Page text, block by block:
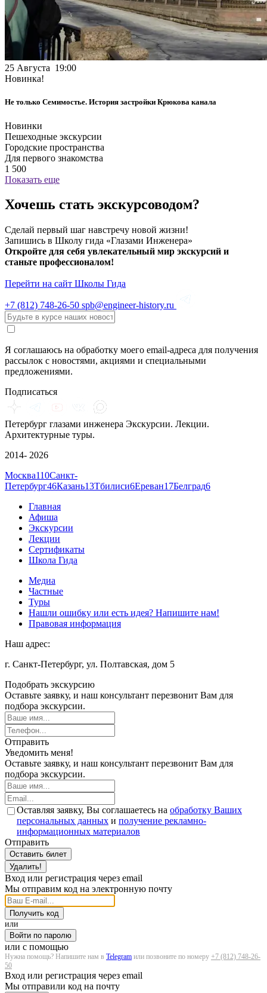
25 Августа 19:00
Новинка!
Не только Семимостье. История застройки Крюкова канала
Новинки
Пешеходные экскурсии
Городские пространства
Для первого знакомства
1 500
Показать еще
Хочешь стать экскурсоводом?
Сделай первый шаг навстречу новой жизни!
Запишись в Школу гида «Глазами Инженера»
Откройте для себя увлекательный мир экскурсий и
станьте профессионалом!
Перейти на сайт Школы Гида
+7 (812) 748-26-50 spb@engineer-history.ru
Я соглашаюсь на обработку моего email-адреса для получения
рассылок с новостями, акциями и специальными
предложениями.
Подписаться
Петербург глазами инженера Экскурсии. Лекции.
Архитектурные туры.
2014- 2026
Москва110Санкт-
Петербург46Казань13Тбилиси6Ереван17Белград6
Главная
Афиша
Экскурсии
Лекции
Сертификаты
Школа Гида
Медиа
Частные
Туры
Нашли ошибку или есть идея? Напишите нам!
Правовая информация
Наш адрес:
г. Санкт-Петербург, ул. Полтавская, дом 5
Подобрать экскурсию
Оставьте заявку, и наш консультант перезвонит Вам для
подбора экскурсии.
Отправить
Уведомить меня!
Оставьте заявку, и наш консультант перезвонит Вам для
подбора экскурсии.
Оставляя заявку, Вы соглашаетесь на обработку Ваших
персональных данных и получение рекламно-
информационных материалов
Отправить
Оставить билет
Удалить!
Вход или регистрация через email
Мы отправим код на электронную почту
Получить код
или
Войти по паролю
или с помощью
Нужна помощь? Напишите нам в Telegram или позвоните по номеру +7 (812) 748-26-
50
Вход или регистрация через email
Мы отправили код на почту